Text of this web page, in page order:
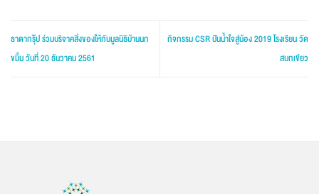
ธาดากรุ๊ป ร่วมบริจาคสิ่งของให้กับมูลนิธิบ้านนก
ขมิ้น วันที่ 20 ธันวาคม 2561
กิจกรรม CSR ปันน้ำใจสู่น้อง 2019 โรงเรียน วัด
สบกเขียว